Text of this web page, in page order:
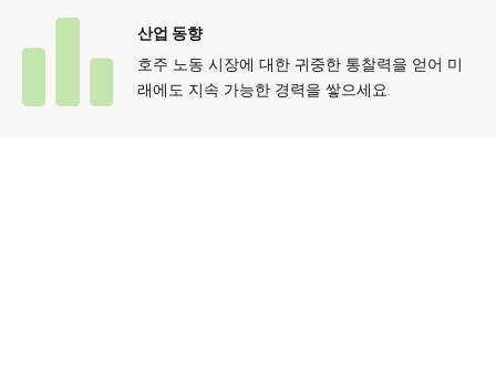
산업 동향
호주 노동 시장에 대한 귀중한 통찰력을 얻어 미
래에도 지속 가능한 경력을 쌓으세요.